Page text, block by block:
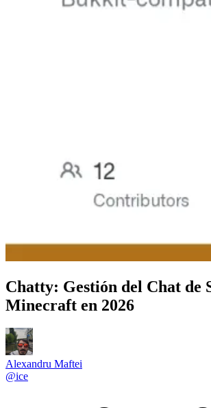
Chatty: Gestión del Chat de
Minecraft en 2026
Alexandru Maftei
@ice